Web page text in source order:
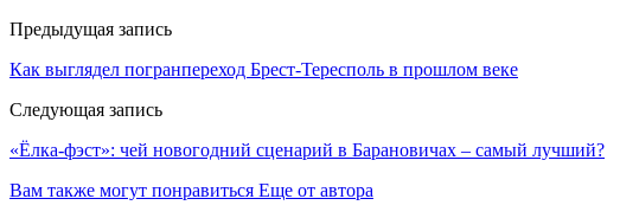
Предыдущая запись
Как выглядел погранпереход Брест-Тересполь в прошлом веке
Следующая запись
«Ёлка-фэст»: чей новогодний сценарий в Барановичах – самый лучший?
Вам также могут понравиться Еще от автора